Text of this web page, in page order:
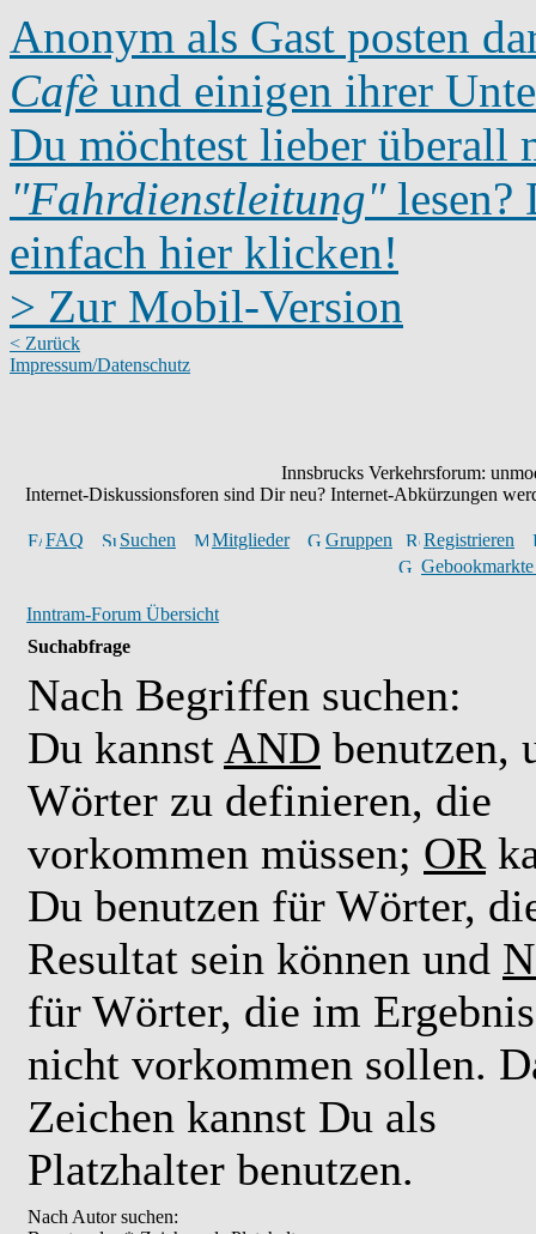
Anonym als Gast posten
Cafè und einigen ihrer
Du möchtest lieber überall
"Fahrdienstleitung"lesen?
einfach hier klicken!
> Zur Mobil-Version
< Zurück
Impressum/Datenschutz
Innsbrucks Verkehrsforum:
Internet-Diskussionsforen sind Dir neu? Internet-Abkürzungen
FAQ Suchen Mitglieder Gruppen
Registrieren
Inntram-Forum Übersicht
Suchabfrage
Nach Begriffen suchen:
Du kannst AND benutzen,
Wörter zu definieren, die
vorkommen müssen; OR
Du benutzen für Wörter,
Resultat sein können und
für Wörter, die im Ergebnis
nicht vorkommen sollen.
Zeichen kannst Du als
Platzhalter benutzen.
Nach Autor suchen: